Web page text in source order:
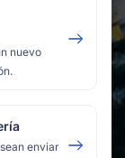
nuevo
enviar